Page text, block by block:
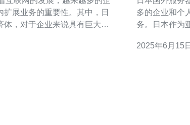
展业务的重要性。其中，日
，对于企业来说具有巨大的
用户对于网
多的企业和个
务。日本作为
的优势和特点。 日本国外服务器VPS服务在全球享
2025年6月15日